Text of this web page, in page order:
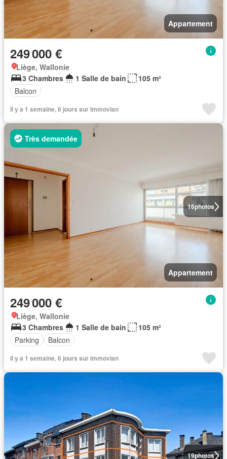
Appartement
249 000 €
Liège, Wallonie
3 Chambres
1 Salle de bain
105 m²
Balcon
Il y a 1 semaine, 6 jours sur Immovlan
16photos
Très demandée
Appartement
249 000 €
Liège, Wallonie
3 Chambres
1 Salle de bain
105 m²
Parking
Balcon
Il y a 1 semaine, 6 jours sur immovlan
19photos